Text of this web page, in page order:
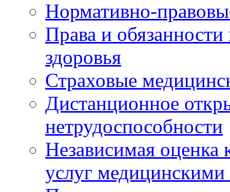
Нормативно-
Права и
здоровья
Страховые
Дистанционное
нетрудоспособности
Независимая оценка
услуг